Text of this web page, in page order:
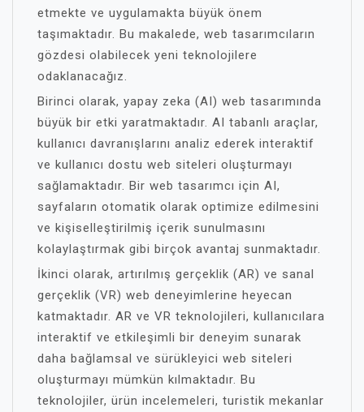
etmekte ve uygulamakta büyük önem
taşımaktadır. Bu makalede, web tasarımcıların
gözdesi olabilecek yeni teknolojilere
odaklanacağız.
Birinci olarak, yapay zeka (AI) web tasarımında
büyük bir etki yaratmaktadır. AI tabanlı araçlar,
kullanıcı davranışlarını analiz ederek interaktif
ve kullanıcı dostu web siteleri oluşturmayı
sağlamaktadır. Bir web tasarımcı için AI,
sayfaların otomatik olarak optimize edilmesini
ve kişiselleştirilmiş içerik sunulmasını
kolaylaştırmak gibi birçok avantaj sunmaktadır.
İkinci olarak, artırılmış gerçeklik (AR) ve sanal
gerçeklik (VR) web deneyimlerine heyecan
katmaktadır. AR ve VR teknolojileri, kullanıcılara
interaktif ve etkileşimli bir deneyim sunarak
daha bağlamsal ve sürükleyici web siteleri
oluşturmayı mümkün kılmaktadır. Bu
teknolojiler, ürün incelemeleri, turistik mekanlar